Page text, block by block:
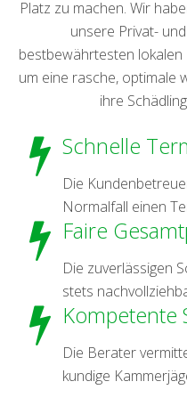
Platz zu machen. Wir
unsere Privat-
bestbewährtesten
um eine rasche, optimale
ihre
Schnelle
Die
Normalfall einen
Faire
Die zuverlässigen
stets
Kompetente
Die Berater
kundige